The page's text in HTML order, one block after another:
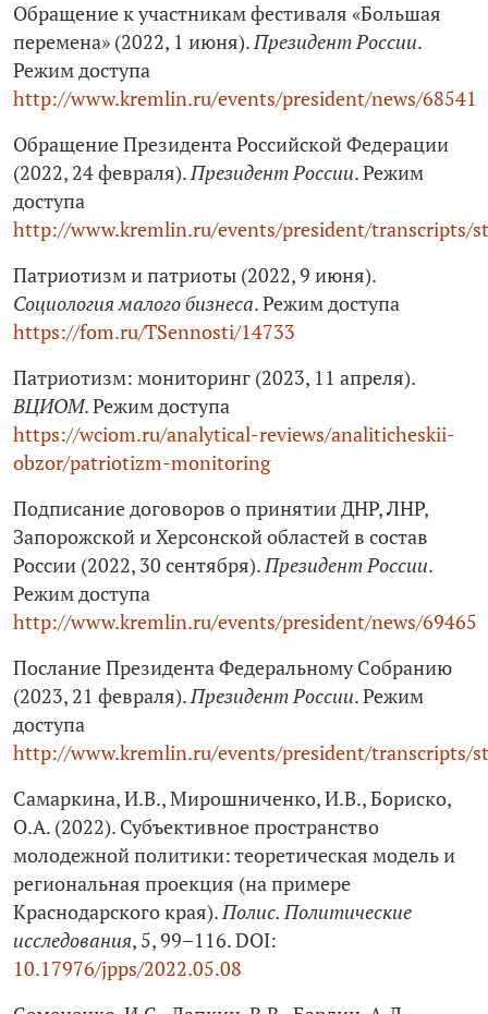
Обращение к участникам фестиваля «Большая
перемена» (2022, 1 июня).Президент России.
Режим доступа
http://www.kremlin.ru/events/president/news/68541
Обращение Президента Российской Федерации
(2022, 24 февраля).Президент России. Режим
доступа
http://www.kremlin.ru/events/president/transcripts/
Патриотизм и патриоты (2022, 9 июня).
Социология малого бизнеса. Режим доступа
https://fom.ru/TSennosti/14733
Патриотизм: мониторинг (2023, 11 апреля).
ВЦИОМ. Режим доступа
https://wciom.ru/analytical-reviews/analiticheskii-
obzor/patriotizm-monitoring
Подписание договоров о принятии ДНР, ЛНР,
Запорожской и Херсонской областей в состав
России (2022, 30 сентября).Президент России.
Режим доступа
http://www.kremlin.ru/events/president/news/69465
Послание Президента Федеральному Собранию
(2023, 21 февраля).Президент России. Режим
доступа
http://www.kremlin.ru/events/president/transcripts/
Самаркина, И.В., Мирошниченко, И.В., Бориско,
О.А. (2022). Субъективное пространство
молодежной политики: теоретическая модель и
региональная проекция (на примере
Краснодарского края).Полис. Политические
исследования, 5, 99–116. DOI:
10.17976/jpps/2022.05.08